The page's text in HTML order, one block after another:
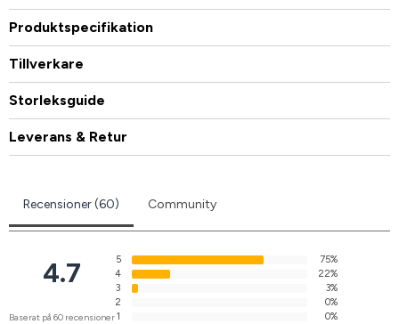
Produktspecifikation
Tillverkare
Storleksguide
Leverans & Retur
Recensioner (60) Community
4.7
Baserat på 60 recensioner
5
75%
4
22%
3
3%
2
0%
1
0%